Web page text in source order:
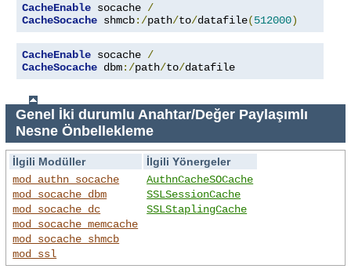
CacheEnable socache /
CacheSocache shmcb:/path/to/datafile(512000)
CacheEnable socache /
CacheSocache dbm:/path/to/datafile
Genel İki durumlu Anahtar/Değer Paylaşımlı
Nesne Önbellekleme
İlgili Modüller
İlgili Yönergeler
mod_authn_socache
mod_socache_dbm
mod_socache_dc
mod_socache_memcache
mod_socache_shmcb
mod_ssl
AuthnCacheSOCache
SSLSessionCache
SSLStaplingCache